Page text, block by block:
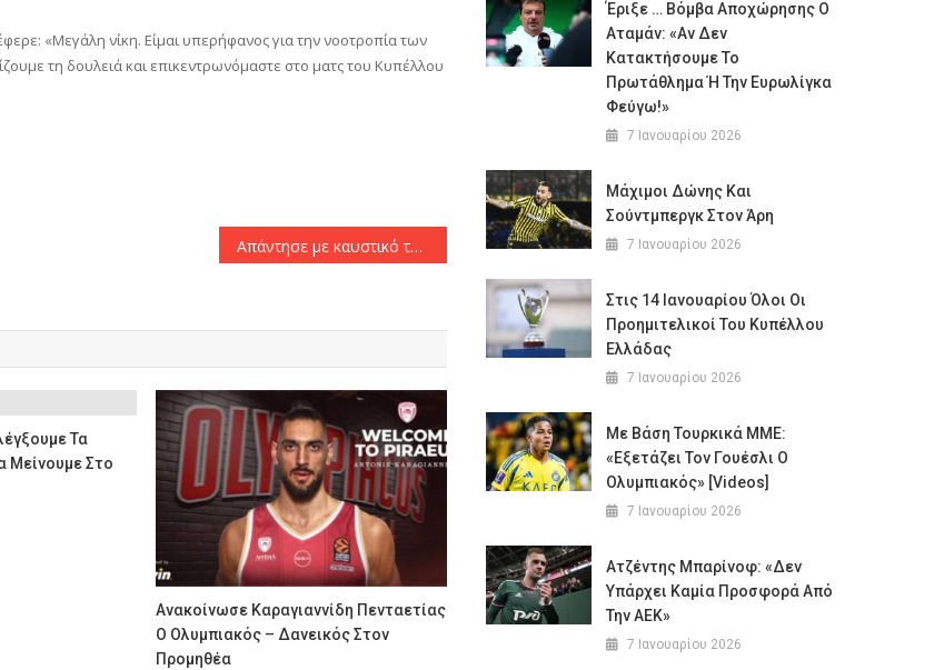
«Μεγάλη νίκη. Είμαι υπερήφανος για την νοοτροπία των
τη δουλειά και επικεντρωνόμαστε στο ματς του Κυπέλλου
Απάντησε με καυστικό τρόπο στην φημολογία ο Κώστας Καραπαπάς: «Κάπου ώπα ρε παιδιά!»
Τα
Μείνουμε Στο
Ανακοίνωσε Καραγιαννίδη Πενταετίας
Ο Ολυμπιακός – Δανεικός Στον
Προμηθέα
Έριξε … Βόμβα Αποχώρησης Ο
Αταμάν: «Αν Δεν
Κατακτήσουμε Το
Πρωτάθλημα Ή Την Ευρωλίγκα
Φεύγω!»
7 Ιανουαρίου 2026
Μάχιμοι Δώνης Και
Σούντμπεργκ Στον Άρη
7 Ιανουαρίου 2026
Στις 14 Ιανουαρίου Όλοι Οι
Προημιτελικοί Του Κυπέλλου
Ελλάδας
7 Ιανουαρίου 2026
Με Βάση Τουρκικά ΜΜΕ:
«Εξετάζει Τον Γουέσλι Ο
Ολυμπιακός» [Videos]
7 Ιανουαρίου 2026
Ατζέντης Μπαρίνοφ: «Δεν
Υπάρχει Καμία Προσφορά Από
Την ΑΕΚ»
7 Ιανουαρίου 2026